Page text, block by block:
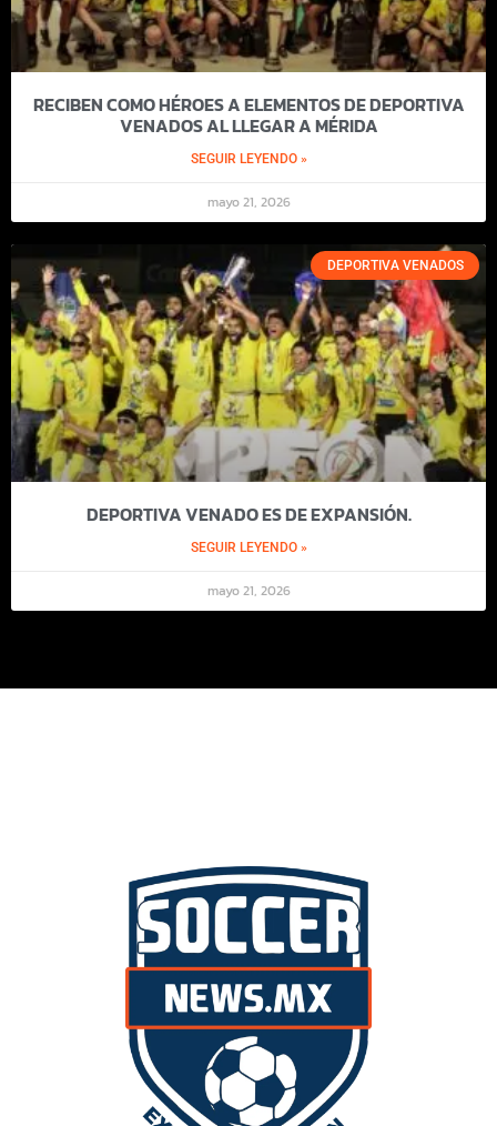
RECIBEN COMO HÉROES A ELEMENTOS DE DEPORTIVA
VENADOS AL LLEGAR A MÉRIDA
SEGUIR LEYENDO »
mayo 21, 2026
DEPORTIVA VENADOS
DEPORTIVA VENADO ES DE EXPANSIÓN.
SEGUIR LEYENDO »
mayo 21, 2026